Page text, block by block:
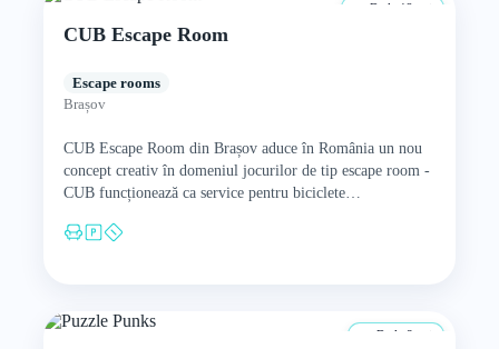
De la 12 ani
CUB Escape Room
Escape rooms
Brașov
CUB Escape Room din Brașov aduce în România un nou
concept creativ în domeniul jocurilor de tip escape room -
CUB funcționează ca service pentru biciclete…
De la 8 ani